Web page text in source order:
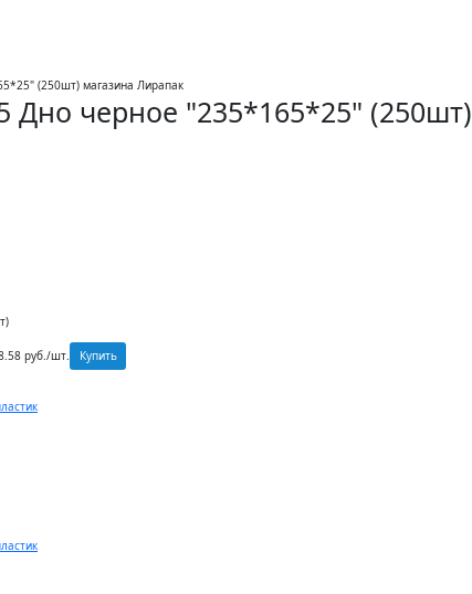
Дно черное "235*165*25" (250шт)
руб./шт.
Купить